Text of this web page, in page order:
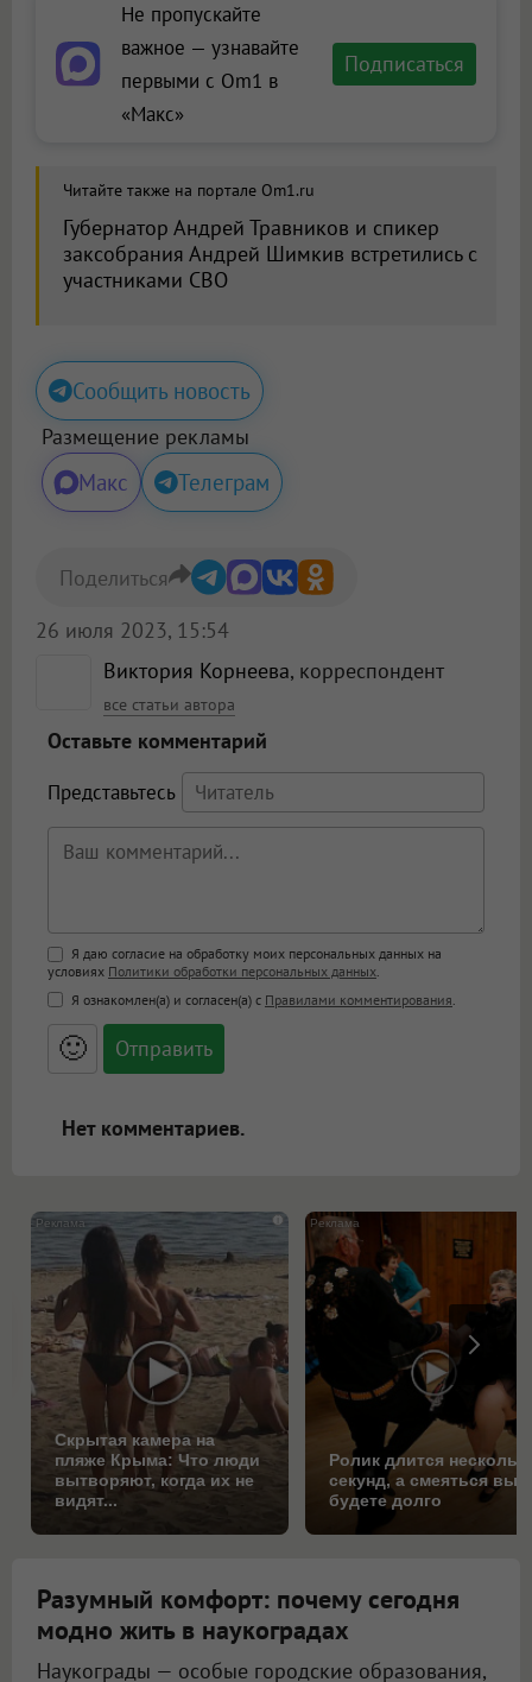
Не пропускайте
важное — узнавайте
первыми с Om1 в
«Макс»
Подписаться
Читайте также на портале Om1.ru
Губернатор Андрей Травников и спикер
заксобрания Андрей Шимкив встретились с
участниками СВО
Сообщить новость
Размещение рекламы
Макс Телеграм
Виктория Корнеева, корреспондент
все статьи автора
26 июля 2023, 15:54
Поделиться
Оставьте комментарий
Представьтесь
Поддержка HTML
<b>, <strong>, <u>, <i>, <em>, <s>, <big>,
<small>, <sup>, <sub>, <pre>, <ul>, <ol>, <li>,
<blockquote>, <code> экранирует HTML,
адреса URL автоматически становятся
ссылками, и [img]адрес[/img] будет
Я даю согласие на обработку моих персональных данных на
условиях Политики обработки персональных данных
Я ознакомлен(а) и согласен(а) с Правилами комментирования
🙂
Нет комментариев.
i
Скрытая камера на
пляже Крыма: Что люди
вытворяют, когда их не
видят...
Ролик длится
секунд, а смеяться вы
будете долго
Разумный комфорт: почему сегодня
модно жить в наукоградах
Наукограды — особые городские образования,